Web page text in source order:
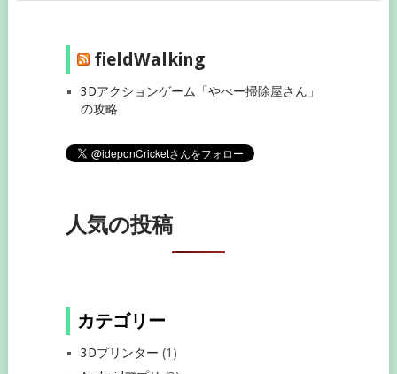
fieldWalking
3Dアクションゲーム「やべー掃除屋さん」
の攻略
人気の投稿
カテゴリー
3Dプリンター (1)